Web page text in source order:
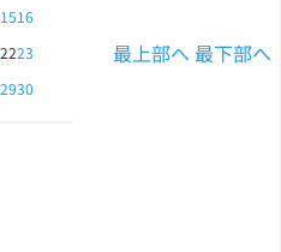
1516
2223
2930
最上部へ 最下部へ